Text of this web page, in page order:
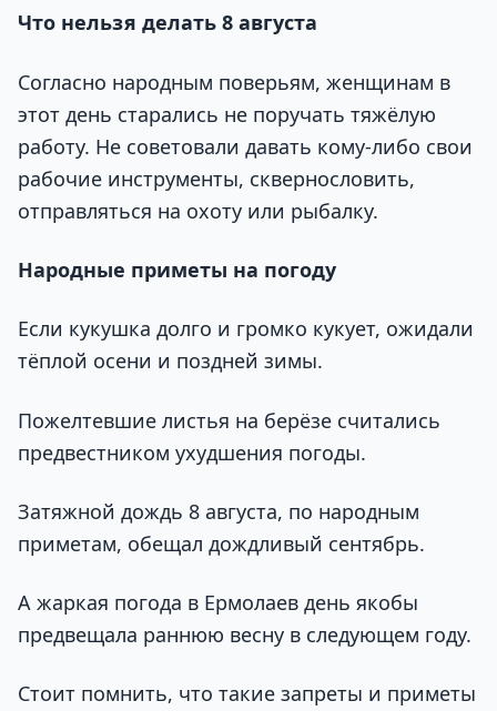
Что нельзя делать 8 августа
Согласно народным поверьям, женщинам в
этот день старались не поручать тяжёлую
работу. Не советовали давать кому-либо свои
рабочие инструменты, сквернословить,
отправляться на охоту или рыбалку.
Народные приметы на погоду
Если кукушка долго и громко кукует, ожидали
тёплой осени и поздней зимы.
Пожелтевшие листья на берёзе считались
предвестником ухудшения погоды.
Затяжной дождь 8 августа, по народным
приметам, обещал дождливый сентябрь.
А жаркая погода в Ермолаев день якобы
предвещала раннюю весну в следующем году.
Стоит помнить, что такие запреты и приметы